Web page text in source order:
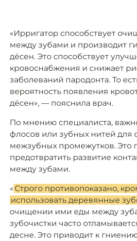
«Ирригатор способствует
между зубами и производит
дёсен. Это способствует
кровоснабжения и снижает
заболеваний пародонта. То
вероятность появления
дёсен», — пояснила врач.
По мнению специалиста,
флосов или зубных нитей для
межзубных промежутков. Это
предотвратить развитие
между зубами.
« Строго противопоказано,
использовать деревянные
очищении ими еды между
зубочистки часто
десне. Это приводит к